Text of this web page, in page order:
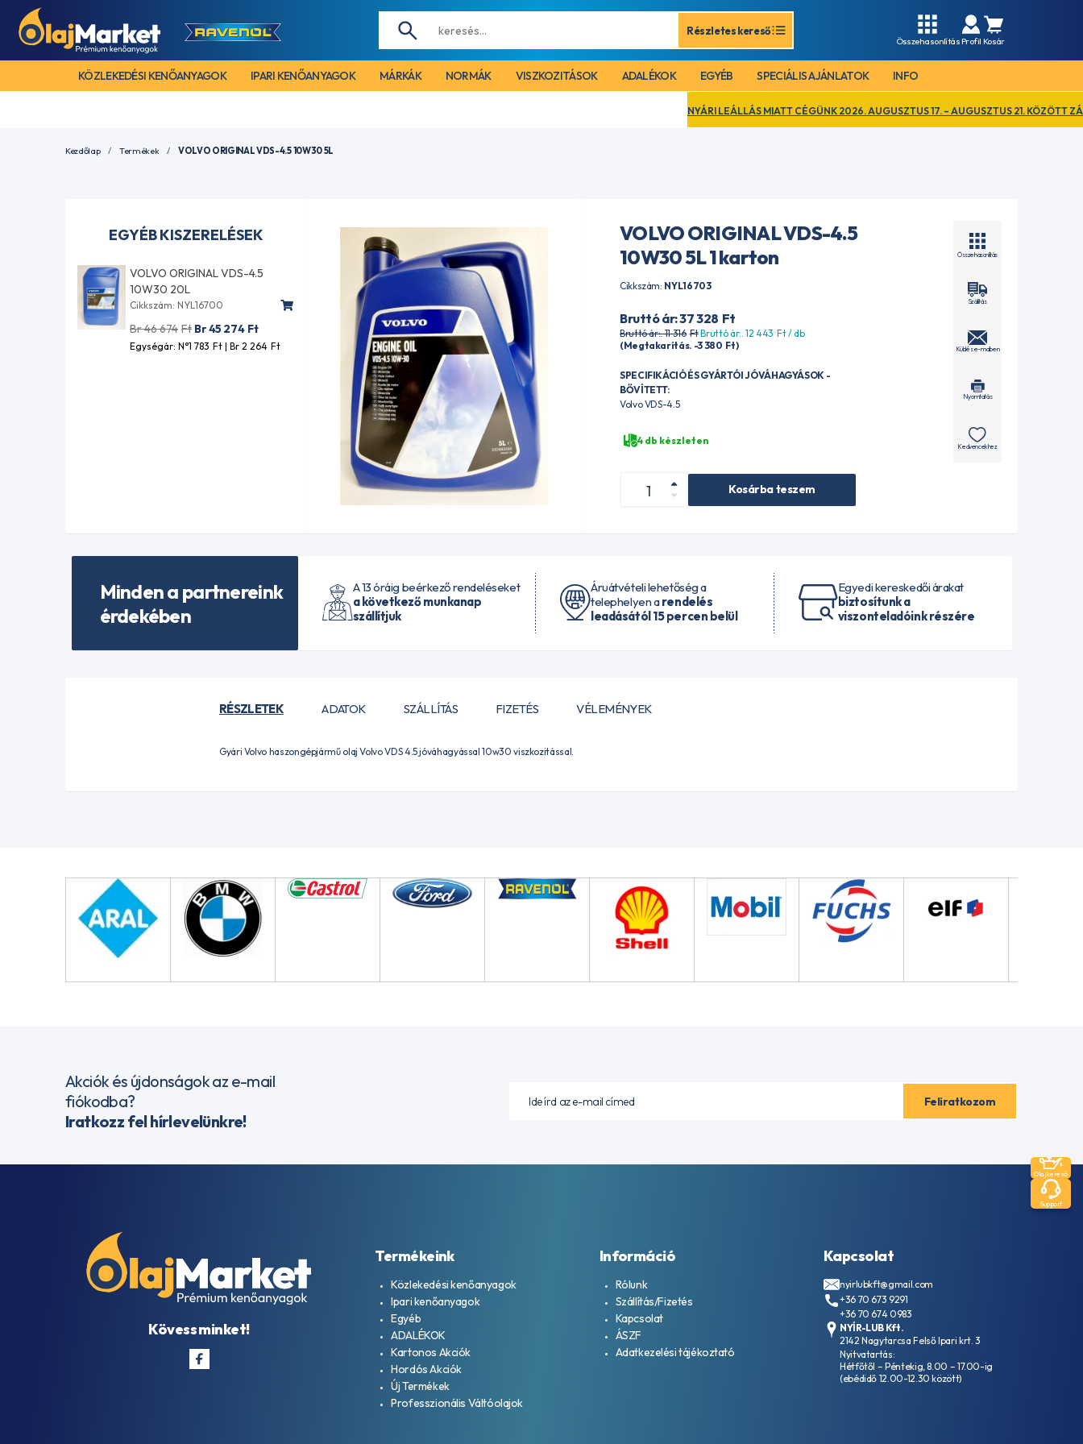
Részletes kereső
Összehasonlítás Profil Kosár
KÖZLEKEDÉSI KENŐANYAGOK IPARI KENŐANYAGOK MÁRKÁK NORMÁK VISZKOZITÁSOK ADALÉKOK EGYÉB SPECIÁLIS AJÁNLATOK INFO
NYÁRI LEÁLLÁS MIATT CÉGÜNK 2026. AUGUSZTUS 17. – AUGUSZTUS 21. KÖZÖTT ZÁRVA
Kezdőlap Termékek VOLVO ORIGINAL VDS-4.5 10W30 5L
EGYÉB KISZERELÉSEK
VOLVO ORIGINAL VDS-4.5
10W30 20L
Cikkszám: NYL16700
Br 46 674 Ft Br 45 274 Ft
Egységár: N°1 783 Ft | Br 2 264 Ft
VOLVO ORIGINAL VDS-4.5
10W30 5L 1 karton
Cikkszám: NYL16703
Bruttó ár: 37 328 Ft
Bruttó ár:. 11 316 FtBruttó ár:. 12 443 Ft/ db
(Megtakarítás. -3 380 Ft)
SPECIFIKÁCIÓ ÉS GYÁRTÓI JÓVÁHAGYÁSOK -
BŐVÍTETT:
Volvo VDS-4.5
4 db készleten
Kosárba teszem
Összehasonlítás
Szállítás
Küldés e-mailben
Nyomtatás
Kedvencekhez
Minden a partnereink
érdekében
A 13 óráig beérkező rendeléseket
a következő munkanap
szállítjuk
Áruátvételi lehetőség a
telephelyen arendelés
leadásától 15 percen belül
Egyedi kereskedői árakat
biztosítunk a
viszonteladóink részére
RÉSZLETEK ADATOK SZÁLLÍTÁS FIZETÉS VÉLEMÉNYEK
Gyári Volvo haszongépjármű olaj Volvo VDS 4.5 jóváhagyással 10w30 viszkozitással.
Akciók és újdonságok az e-mail
fiókodba?
Iratkozz fel hírlevelünkre!
Kövess minket!
Termékeink
Közlekedési kenőanyagok
Ipari kenőanyagok
Egyéb
ADALÉKOK
Kartonos Akciók
Hordós Akciók
Új Termékek
Professzionális Váltóolajok
Információ
Rólunk
Szállítás/Fizetés
Kapcsolat
ÁSZF
Adatkezelési tájékoztató
Kapcsolat
nyirlubkft@gmail.com
+36 70 673 9291
+36 70 674 0983
NYÍR-LUB Kft.
2142 Nagytarcsa Felső Ipari krt. 3
Nyitvatartás:
Hétfőtől – Péntekig, 8.00 – 17.00-ig
(ebédidő 12.00-12.30 között)
Olajkereső
Support